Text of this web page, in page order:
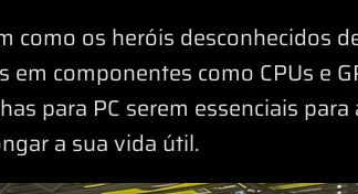
como os heróis desconhecidos
componentes como CPUs e
para PC serem essenciais
a sua vida útil.